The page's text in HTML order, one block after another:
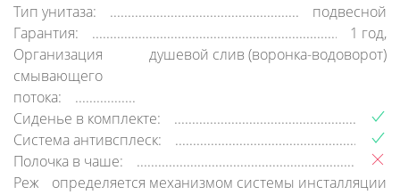
Тип унитаза:
подвесной
Гарантия:
1 год,
Организация
смывающего
потока:
душевой слив (воронка-водоворот)
Сиденье в комплекте:
Система антивсплеск:
Полочка в чаше:
Режимопределяется механизмом системы инсталляции